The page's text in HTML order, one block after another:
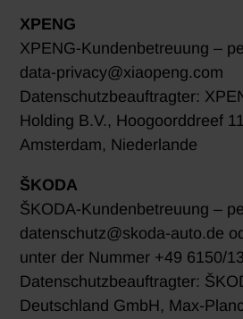
XPENG
XPENG-Kundenbetreuung –
data-privacy@xiaopeng.com
Datenschutzbeauftragter:
Holding B.V., Hoogoorddreef
Amsterdam, Niederlande
ŠKODA
ŠKODA-Kundenbetreuung –
datenschutz@skoda-auto.de
unter der Nummer +49 6150/
Datenschutzbeauftragter:
Deutschland GmbH, Max-